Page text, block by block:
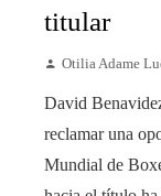
titular
Otilia Adame
David
reclamar una
Mundial de